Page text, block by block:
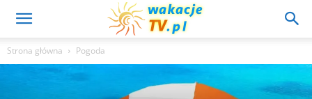
Strona główna Pogoda